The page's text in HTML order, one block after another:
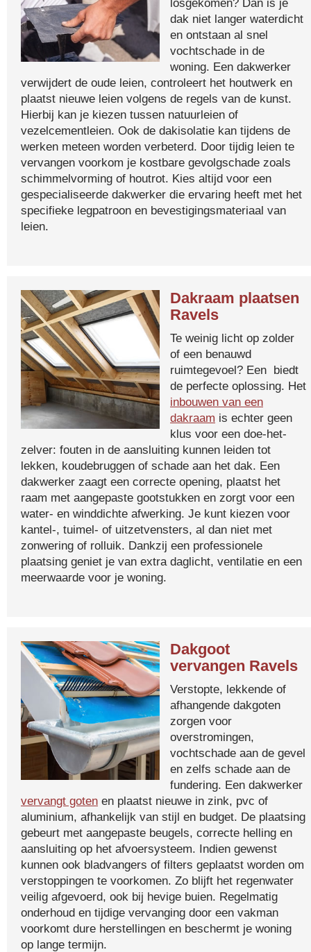
losgekomen? Dan is je
dak niet langer waterdicht
en ontstaan al snel
vochtschade in de
woning. Een dakwerker
verwijdert de oude leien, controleert het houtwerk en
plaatst nieuwe leien volgens de regels van de kunst.
Hierbij kan je kiezen tussen natuurleien of
vezelcementleien. Ook de dakisolatie kan tijdens de
werken meteen worden verbeterd. Door tijdig leien te
vervangen voorkom je kostbare gevolgschade zoals
schimmelvorming of houtrot. Kies altijd voor een
gespecialiseerde dakwerker die ervaring heeft met het
specifieke legpatroon en bevestigingsmateriaal van
leien.
Dakraam plaatsen
Ravels
Te weinig licht op zolder
of een benauwd
ruimtegevoel? Een biedt
de perfecte oplossing. Het
inbouwen van een
dakraam is echter geen
klus voor een doe-het-
zelver: fouten in de aansluiting kunnen leiden tot
lekken, koudebruggen of schade aan het dak. Een
dakwerker zaagt een correcte opening, plaatst het
raam met aangepaste gootstukken en zorgt voor een
water- en winddichte afwerking. Je kunt kiezen voor
kantel-, tuimel- of uitzetvensters, al dan niet met
zonwering of rolluik. Dankzij een professionele
plaatsing geniet je van extra daglicht, ventilatie en een
meerwaarde voor je woning.
Dakgoot
vervangen Ravels
Verstopte, lekkende of
afhangende dakgoten
zorgen voor
overstromingen,
vochtschade aan de gevel
en zelfs schade aan de
fundering. Een dakwerker
vervangt goten en plaatst nieuwe in zink, pvc of
aluminium, afhankelijk van stijl en budget. De plaatsing
gebeurt met aangepaste beugels, correcte helling en
aansluiting op het afvoersysteem. Indien gewenst
kunnen ook bladvangers of filters geplaatst worden om
verstoppingen te voorkomen. Zo blijft het regenwater
veilig afgevoerd, ook bij hevige buien. Regelmatig
onderhoud en tijdige vervanging door een vakman
voorkomt dure herstellingen en beschermt je woning
op lange termijn.